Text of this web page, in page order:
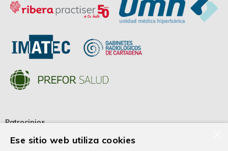
Patrocinios
Ese sitio web utiliza cookies